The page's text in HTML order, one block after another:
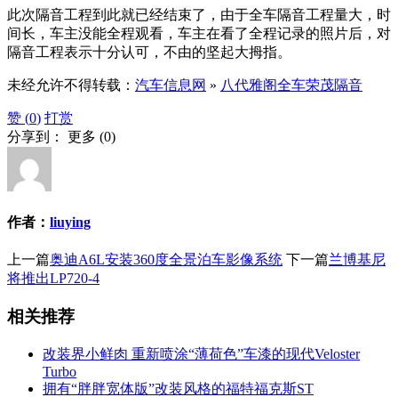
此次隔音工程到此就已经结束了，由于全车隔音工程量大，时
间长，车主没能全程观看，车主在看了全程记录的照片后，对
隔音工程表示十分认可，不由的坚起大拇指。
未经允许不得转载： 汽车信息网 » 八代雅阁全车荣茂隔音
赞 (0) 打赏
分享到： 更多 (0)
作者： liuying
上一篇奥迪A6L安装360度全景泊车影像系统 下一篇兰博基尼
将推出LP720-4
相关推荐
改装界小鲜肉 重新喷涂“薄荷色”车漆的现代Veloster
Turbo
拥有“胖胖宽体版”改装风格的福特福克斯ST